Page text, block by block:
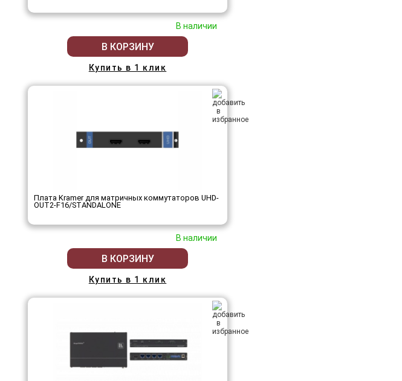
В наличии
В КОРЗИНУ
Купить в 1 клик
Плата Kramer для матричных коммутаторов UHD-
OUT2-F16/STANDALONE
В наличии
В КОРЗИНУ
Купить в 1 клик